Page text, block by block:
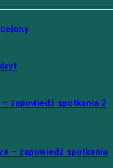
zapowiedź spotkania 2
– zapowiedź spotkania